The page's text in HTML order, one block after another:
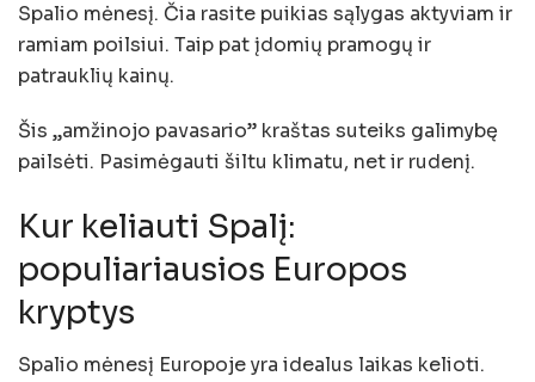
Spalio mėnesį. Čia rasite puikias sąlygas aktyviam ir
ramiam poilsiui. Taip pat įdomių pramogų ir
patrauklių kainų.
Šis „amžinojo pavasario” kraštas suteiks galimybę
pailsėti. Pasimėgauti šiltu klimatu, net ir rudenį.
Kur keliauti Spalį:
populiariausios Europos
kryptys
Spalio mėnesį Europoje yra idealus laikas kelioti.